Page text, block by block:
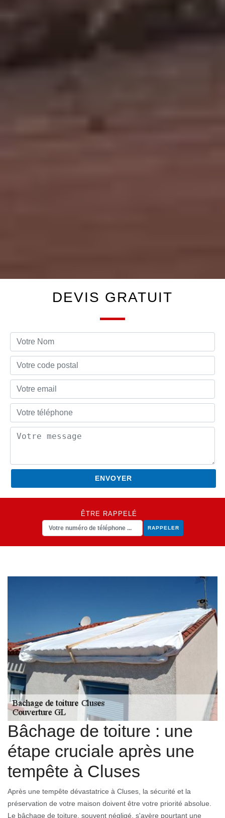
DEVIS GRATUIT
ÊTRE RAPPELÉ
Bâchage de toiture : une
étape cruciale après une
tempête à Cluses
Après une tempête dévastatrice à Cluses, la sécurité et la
préservation de votre maison doivent être votre priorité absolue.
Le bâchage de toiture, souvent négligé, s'avère pourtant une